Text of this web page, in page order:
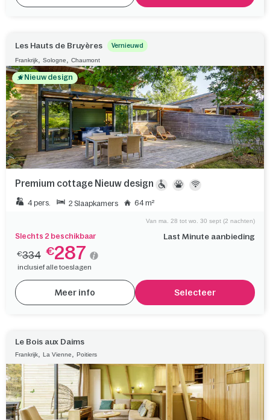
Les Hauts de Bruyères Vernieuwd
Frankrijk Sologne Chaumont
Nieuw design
Premium cottage Nieuw design
4 pers. 2 Slaapkamers 64 m²
Slechts 2 beschikbaar Last Minute aanbieding
Van ma. 28 tot wo. 30 sept (2 nachten)
€334 €287
inclusief alle toeslagen
Meer info Selecteer
Le Bois aux Daims
Frankrijk La Vienne Poitiers